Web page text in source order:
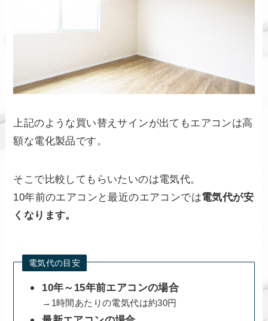
上記のような買い替えサインが出てもエアコンは高
額な電化製品です。
そこで比較してもらいたいのは電気代。
10年前のエアコンと最近のエアコンでは電気代が安
くなります。
電気代の目安
10年～15年前エアコンの場合
→1時間あたりの電気代は約30円